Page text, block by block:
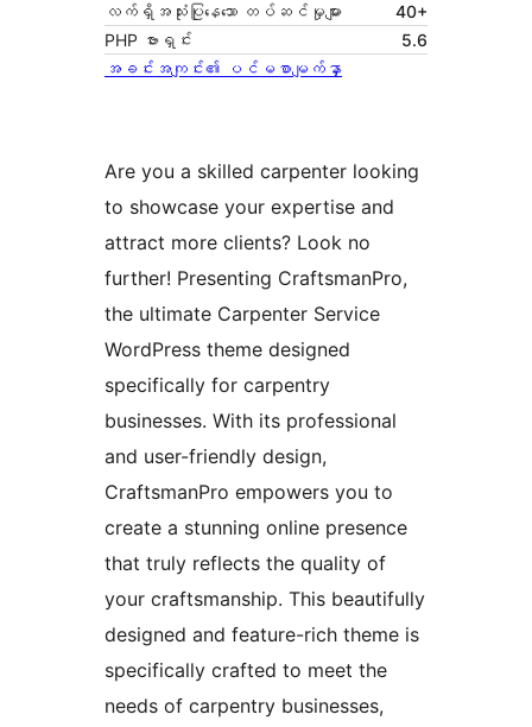
လက်ရှိအသုံးပြုနေသော တပ်ဆင်မှုများ
40+
PHP ဗားရှင်း
5.6
အခင်းအကျင်း၏ ပင်မစာမျက်နှာ
Are you a skilled carpenter looking
to showcase your expertise and
attract more clients? Look no
further! Presenting CraftsmanPro,
the ultimate Carpenter Service
WordPress theme designed
specifically for carpentry
businesses. With its professional
and user-friendly design,
CraftsmanPro empowers you to
create a stunning online presence
that truly reflects the quality of
your craftsmanship. This beautifully
designed and feature-rich theme is
specifically crafted to meet the
needs of carpentry businesses,